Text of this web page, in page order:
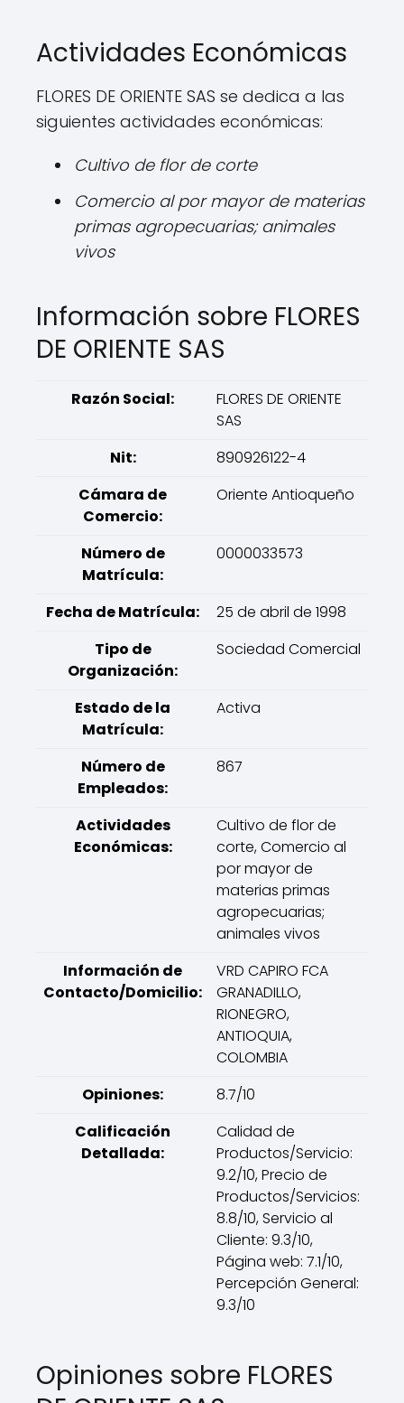
Actividades Económicas
FLORES DE ORIENTE SAS se dedica a las
siguientes actividades económicas:
Cultivo de flor de corte
Comercio al por mayor de materias
primas agropecuarias; animales
vivos
Información sobre FLORES
DE ORIENTE SAS
Razón Social:
FLORES DE ORIENTE
SAS
Nit:
890926122-4
Cámara de
Comercio:
Oriente Antioqueño
Número de
Matrícula:
0000033573
Fecha de Matrícula:
25 de abril de 1998
Tipo de
Organización:
Sociedad Comercial
Estado de la
Matrícula:
Activa
Número de
Empleados:
867
Actividades
Económicas:
Cultivo de flor de
corte, Comercio al
por mayor de
materias primas
agropecuarias;
animales vivos
Información de
Contacto/Domicilio:
VRD CAPIRO FCA
GRANADILLO,
RIONEGRO,
ANTIOQUIA,
COLOMBIA
Opiniones:
8.7/10
Calificación
Detallada:
Calidad de
Productos/Servicio:
9.2/10, Precio de
Productos/Servicios:
8.8/10, Servicio al
Cliente: 9.3/10,
Página web: 7.1/10,
Percepción General:
9.3/10
Opiniones sobre FLORES